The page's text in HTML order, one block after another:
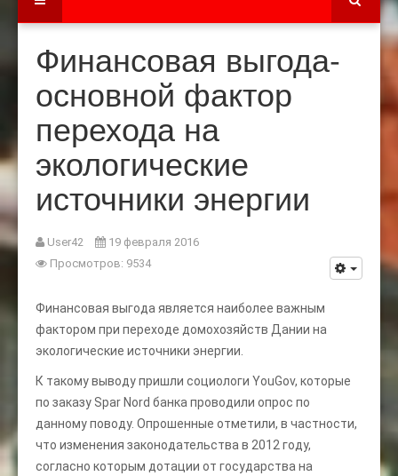
Финансовая выгода-
основной фактор
перехода на
экологические
источники энергии
User42
19 февраля 2016
Просмотров: 9534
Финансовая выгода является наиболее важным
фактором при переходе домохозяйств Дании на
экологические источники энергии.
К такому выводу пришли социологи YouGov, которые
по заказу Spar Nord банка проводили опрос по
данному поводу. Опрошенные отметили, в частности,
что изменения законодательства в 2012 году,
согласно которым дотации от государства на